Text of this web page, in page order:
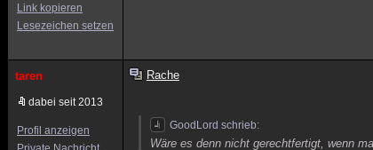
Link kopieren
Lesezeichen setzen
taren
dabei seit 2013
Profil anzeigen
Rache
GoodLord schrieb:
Wäre es denn nicht gerechtfertigt, wenn